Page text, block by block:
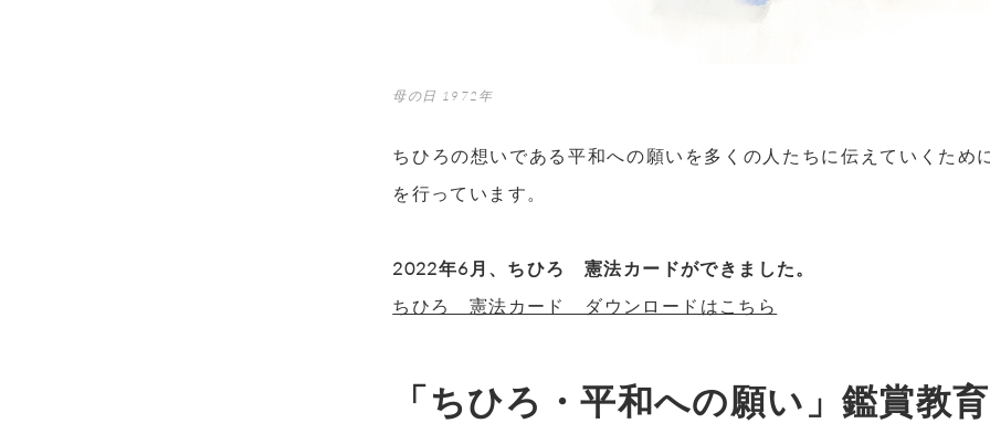
母の日 1972年
ちひろの想いである平和への願いを多くの人たちに伝えていくため
を行っています。
2022年6月、ちひろ 憲法カードができました。
ちひろ 憲法カード ダウンロードはこちら
「ちひろ・平和への願い」鑑賞教